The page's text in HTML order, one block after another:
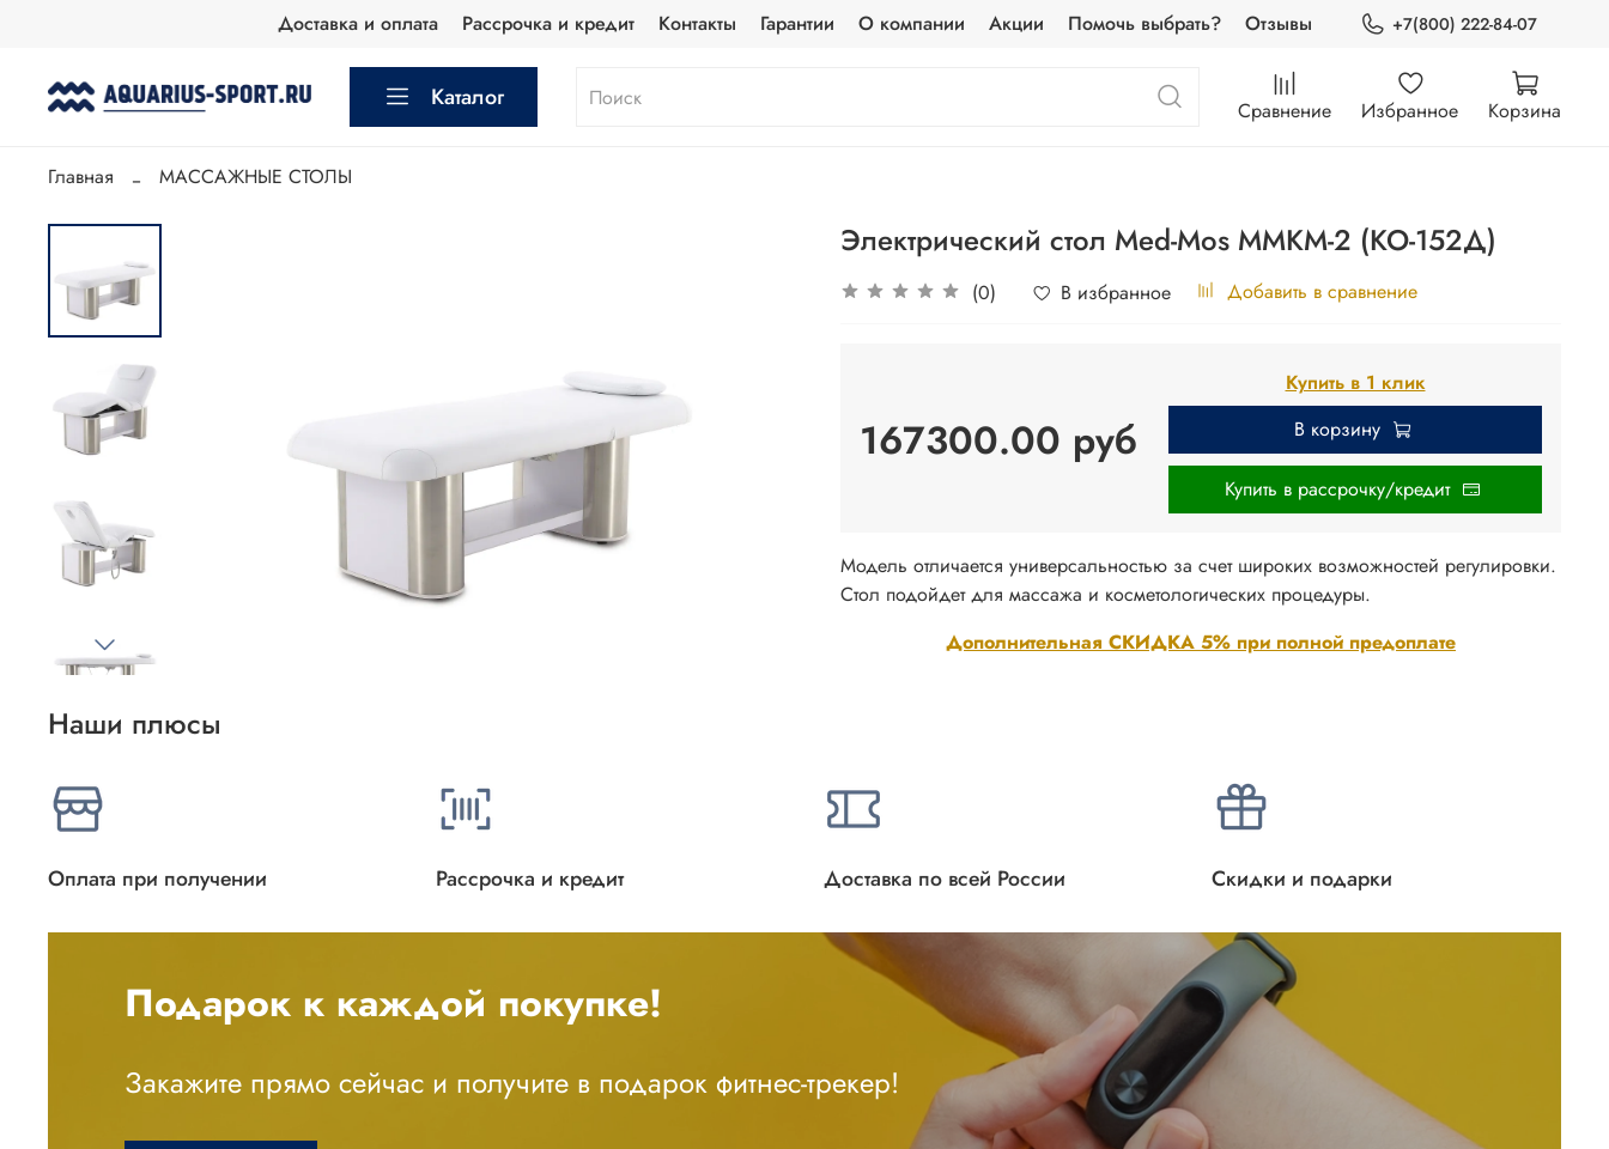
Доставка и оплата Рассрочка и кредит Контакты Гарантии О компании Акции Помочь выбрать? Отзывы +7(800) 222-84-07
Каталог Сравнение Избранное Корзина
Главная МАССАЖНЫЕ СТОЛЫ
Электрический стол Med-Mos ММКМ-2 (КО-152Д)
(0) В избранное Добавить в сравнение
167300.00 руб
Купить в 1 клик
В корзину
Купить в рассрочку/кредит
Дополнительная СКИДКА 5% при полной предоплате
Модель отличается универсальностью за счет широких возможностей регулировки.
Стол подойдет для массажа и косметологических процедуры.
Наши плюсы
Оплата при получении Рассрочка и кредит Доставка по всей России Скидки и подарки
Подарок к каждой покупке!
Закажите прямо сейчас и получите в подарок фитнес-трекер!